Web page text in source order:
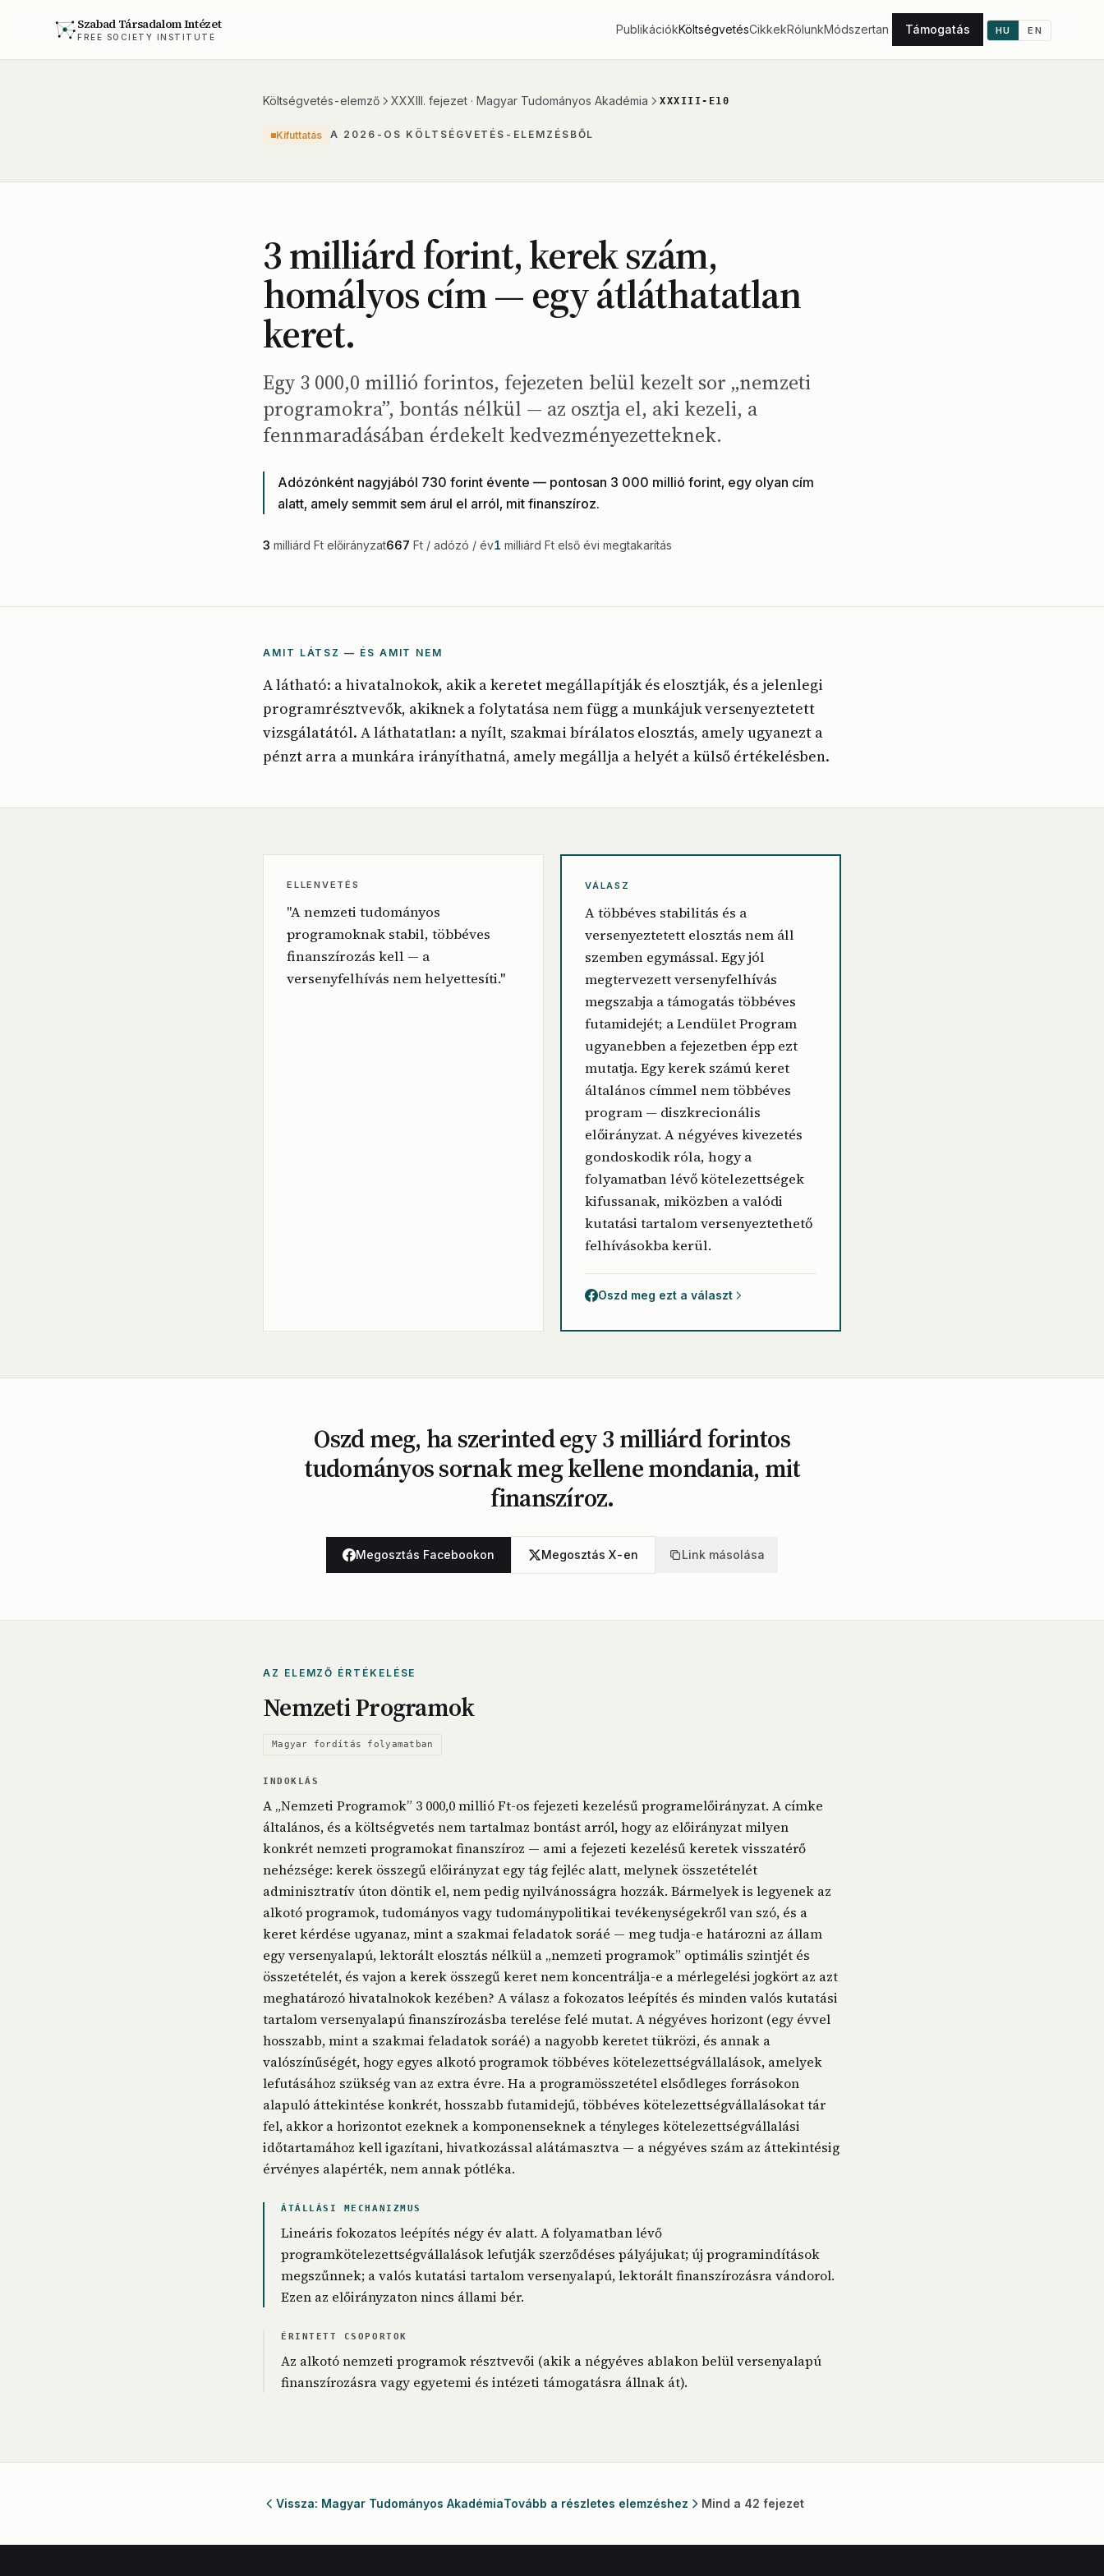
Szabad Társadalom Intézet
FREE SOCIETY INSTITUTE
PublikációkKöltségvetésCikkekRólunkMódszertan Támogatás HU EN
Költségvetés-elemző XXXIII. fejezet · Magyar Tudományos Akadémia XXXIII-E10
Kifuttatás A 2026-OS KÖLTSÉGVETÉS-ELEMZÉSBŐL
3 milliárd forint, kerek szám,
homályos cím — egy átláthatatlan
keret.
Egy 3 000,0 millió forintos, fejezeten belül kezelt sor „nemzeti
programokra”, bontás nélkül — az osztja el, aki kezeli, a
fennmaradásában érdekelt kedvezményezetteknek.
Adózónként nagyjából 730 forint évente — pontosan 3 000 millió forint, egy olyan cím
alatt, amely semmit sem árul el arról, mit finanszíroz.
3 milliárd Ft előirányzat667 Ft / adózó / év1 milliárd Ft első évi megtakarítás
AMIT LÁTSZ — ÉS AMIT NEM
A látható: a hivatalnokok, akik a keretet megállapítják és elosztják, és a jelenlegi
programrésztvevők, akiknek a folytatása nem függ a munkájuk versenyeztetett
vizsgálatától. A láthatatlan: a nyílt, szakmai bírálatos elosztás, amely ugyanezt a
pénzt arra a munkára irányíthatná, amely megállja a helyét a külső értékelésben.
ELLENVETÉS
"A nemzeti tudományos
programoknak stabil, többéves
finanszírozás kell — a
versenyfelhívás nem helyettesíti."
VÁLASZ
A többéves stabilitás és a
versenyeztetett elosztás nem áll
szemben egymással. Egy jól
megtervezett versenyfelhívás
megszabja a támogatás többéves
futamidejét; a Lendület Program
ugyanebben a fejezetben épp ezt
mutatja. Egy kerek számú keret
általános címmel nem többéves
program — diszkrecionális
előirányzat. A négyéves kivezetés
gondoskodik róla, hogy a
folyamatban lévő kötelezettségek
kifussanak, miközben a valódi
kutatási tartalom versenyeztethető
felhívásokba kerül.
Oszd meg ezt a választ
Oszd meg, ha szerinted egy 3 milliárd forintos
tudományos sornak meg kellene mondania, mit
finanszíroz.
Megosztás Facebookon Megosztás X-en Link másolása
AZ ELEMZŐ ÉRTÉKELÉSE
Nemzeti Programok
Magyar fordítás folyamatban
INDOKLÁS
A „Nemzeti Programok” 3 000,0 millió Ft-os fejezeti kezelésű programelőirányzat. A címke
általános, és a költségvetés nem tartalmaz bontást arról, hogy az előirányzat milyen
konkrét nemzeti programokat finanszíroz — ami a fejezeti kezelésű keretek visszatérő
nehézsége: kerek összegű előirányzat egy tág fejléc alatt, melynek összetételét
adminisztratív úton döntik el, nem pedig nyilvánosságra hozzák. Bármelyek is legyenek az
alkotó programok, tudományos vagy tudománypolitikai tevékenységekről van szó, és a
keret kérdése ugyanaz, mint a szakmai feladatok soráé — meg tudja-e határozni az állam
egy versenyalapú, lektorált elosztás nélkül a „nemzeti programok” optimális szintjét és
összetételét, és vajon a kerek összegű keret nem koncentrálja-e a mérlegelési jogkört az azt
meghatározó hivatalnokok kezében? A válasz a fokozatos leépítés és minden valós kutatási
tartalom versenyalapú finanszírozásba terelése felé mutat. A négyéves horizont (egy évvel
hosszabb, mint a szakmai feladatok soráé) a nagyobb keretet tükrözi, és annak a
valószínűségét, hogy egyes alkotó programok többéves kötelezettségvállalások, amelyek
lefutásához szükség van az extra évre. Ha a programösszetétel elsődleges forrásokon
alapuló áttekintése konkrét, hosszabb futamidejű, többéves kötelezettségvállalásokat tár
fel, akkor a horizontot ezeknek a komponenseknek a tényleges kötelezettségvállalási
időtartamához kell igazítani, hivatkozással alátámasztva — a négyéves szám az áttekintésig
érvényes alapérték, nem annak pótléka.
ÁTÁLLÁSI MECHANIZMUS
Lineáris fokozatos leépítés négy év alatt. A folyamatban lévő
programkötelezettségvállalások lefutják szerződéses pályájukat; új programindítások
megszűnnek; a valós kutatási tartalom versenyalapú, lektorált finanszírozásra vándorol.
Ezen az előirányzaton nincs állami bér.
ÉRINTETT CSOPORTOK
Az alkotó nemzeti programok résztvevői (akik a négyéves ablakon belül versenyalapú
finanszírozásra vagy egyetemi és intézeti támogatásra állnak át).
Vissza: Magyar Tudományos AkadémiaTovább a részletes elemzéshez Mind a 42 fejezet